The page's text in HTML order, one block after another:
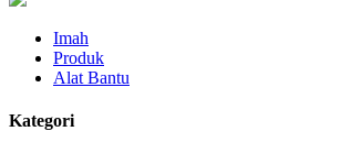
Imah
Produk
Alat Bantu
Kategori